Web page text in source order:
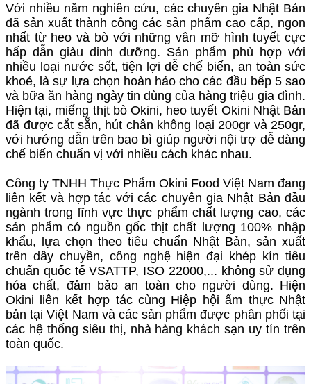
Với nhiều năm nghiên cứu, các chuyên gia Nhật Bản
đã sản xuất thành công các sản phẩm cao cấp, ngon
nhất từ heo và bò với những vân mỡ hình tuyết cực
hấp dẫn giàu dinh dưỡng. Sản phẩm phù hợp với
nhiều loại nước sốt, tiện lợi dễ chế biến, an toàn sức
khoẻ, là sự lựa chọn hoàn hảo cho các đầu bếp 5 sao
và bữa ăn hàng ngày tin dùng của hàng triệu gia đình.
Hiện tại, miếng thịt bò Okini, heo tuyết Okini Nhật Bản
đã được cắt sẵn, hút chân không loại 200gr và 250gr,
với hướng dẫn trên bao bì giúp người nội trợ dễ dàng
chế biến chuẩn vị với nhiều cách khác nhau.
Công ty TNHH Thực Phẩm Okini Food Việt Nam đang
liên kết và hợp tác với các chuyên gia Nhật Bản đầu
ngành trong lĩnh vực thực phẩm chất lượng cao, các
sản phẩm có nguồn gốc thịt chất lượng 100% nhập
khẩu, lựa chọn theo tiêu chuẩn Nhật Bản, sản xuất
trên dây chuyền, công nghệ hiện đại khép kín tiêu
chuẩn quốc tế VSATTP, ISO 22000,... không sử dụng
hóa chất, đảm bảo an toàn cho người dùng. Hiện
Okini liên kết hợp tác cùng Hiệp hội ẩm thực Nhật
bản tại Việt Nam và các sản phẩm được phân phối tại
các hệ thống siêu thị, nhà hàng khách sạn uy tín trên
toàn quốc.